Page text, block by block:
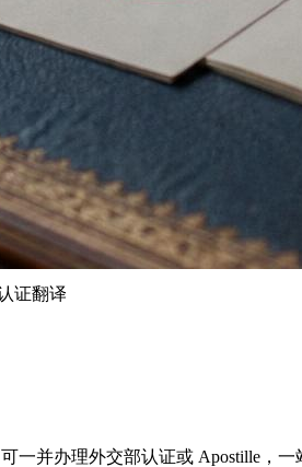
证翻译
一并办理外交部认证或 Apostille，